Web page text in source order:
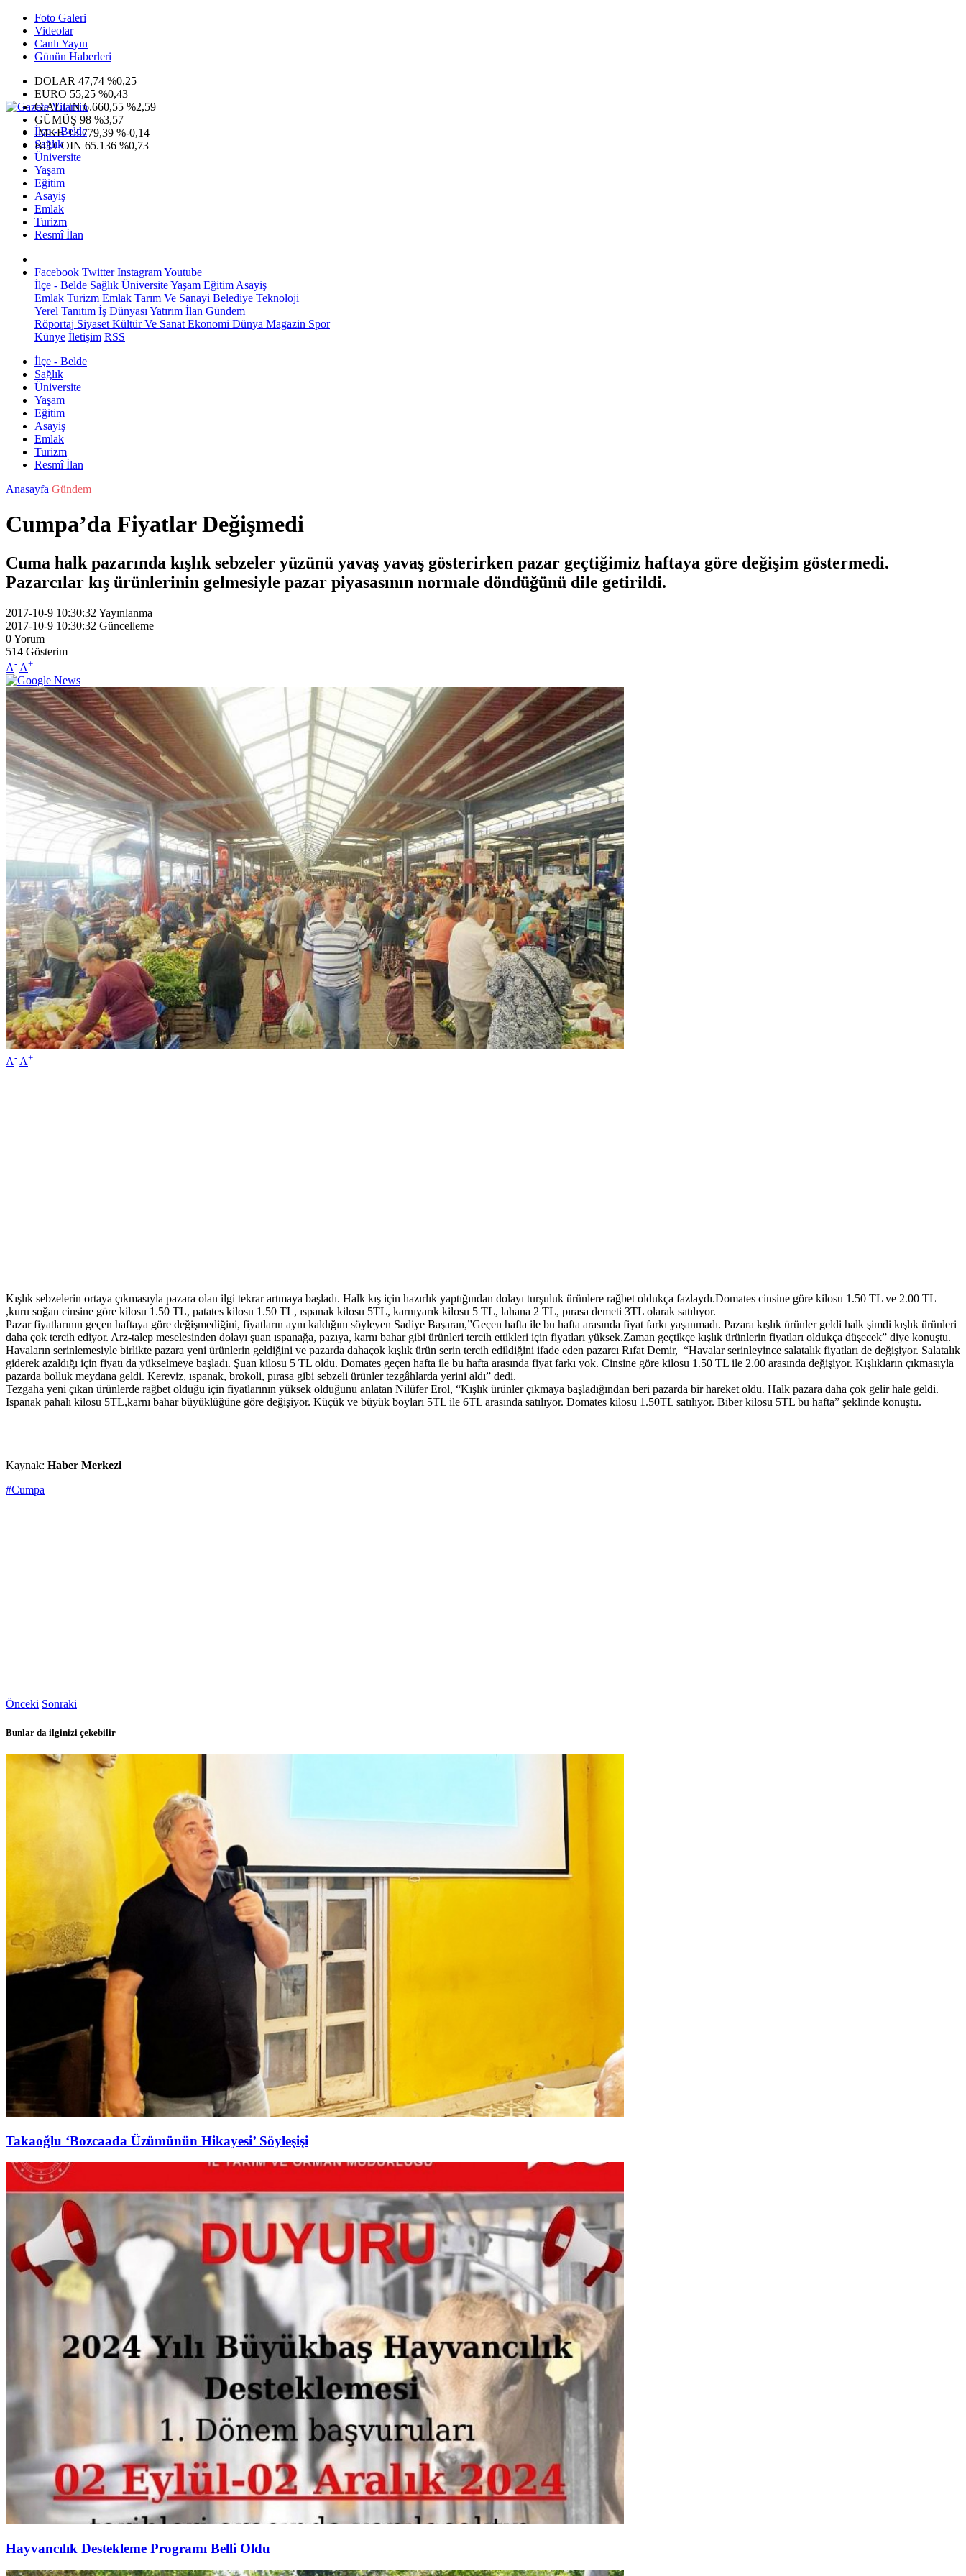
Foto Galeri
Videolar
Canlı Yayın
Günün Haberleri
DOLAR 47,74 %0,25
EURO 55,25 %0,43
G.ALTIN6.660,55 %2,59
GÜMÜŞ 98 %3,57
IMKB13.779,39 %-0,14
BITCOIN 65.136 %0,73
İlçe - Belde
Sağlık
Üniversite
Yaşam
Eğitim
Asayiş
Emlak
Turizm
Resmî İlan
Facebook Twitter InstagramYoutube
İlçe - Belde Sağlık ÜniversiteYaşam Eğitim Asayiş
Emlak Turizm Emlak Tarım Ve Sanayi Belediye Teknoloji
Yerel Tanıtım İş Dünyası Yatırım İlan Gündem
Röportaj Siyaset Kültür Ve Sanat Ekonomi Dünya Magazin Spor
Künye İletişim RSS
İlçe - Belde
Sağlık
Üniversite
Yaşam
Eğitim
Asayiş
Emlak
Turizm
Resmî İlan
Anasayfa Gündem
Cumpa’da Fiyatlar Değişmedi
Cuma halk pazarında kışlık sebzeler yüzünü yavaş yavaş gösterirken pazar geçtiğimiz haftaya göre değişim göstermedi.
Pazarcılar kış ürünlerinin gelmesiyle pazar piyasasının normale döndüğünü dile getirildi.
2017-10-9 10:30:32 Yayınlanma
2017-10-9 10:30:32 Güncelleme
0Yorum
514 Gösterim
A- A+
A- A+
Kışlık sebzelerin ortaya çıkmasıyla pazara olan ilgi tekrar artmaya başladı. Halk kış için hazırlık yaptığından dolayı turşuluk ürünlere rağbet oldukça fazlaydı.Domates cinsine göre kilosu 1.50 TL ve 2.00 TL
,kuru soğan cinsine göre kilosu 1.50 TL, patates kilosu 1.50 TL, ıspanak kilosu 5TL, karnıyarık kilosu 5 TL, lahana 2 TL, pırasa demeti 3TL olarak satılıyor.
Pazar fiyatlarının geçen haftaya göre değişmediğini, fiyatların aynı kaldığını söyleyen Sadiye Başaran,”Geçen hafta ile bu hafta arasında fiyat farkı yaşanmadı. Pazara kışlık ürünler geldi halk şimdi kışlık ürünleri
daha çok tercih ediyor. Arz-talep meselesinden dolayı şuan ıspanağa, pazıya, karnı bahar gibi ürünleri tercih ettikleri için fiyatları yüksek.Zaman geçtikçe kışlık ürünlerin fiyatları oldukça düşecek” diye konuştu.
Havaların serinlemesiyle birlikte pazara yeni ürünlerin geldiğini ve pazarda dahaçok kışlık ürün serin tercih edildiğini ifade eden pazarcı Rıfat Demir, “Havalar serinleyince salatalık fiyatları de değişiyor. Salatalık
giderek azaldığı için fiyatı da yükselmeye başladı. Şuan kilosu 5 TL oldu. Domates geçen hafta ile bu hafta arasında fiyat farkı yok. Cinsine göre kilosu 1.50 TL ile 2.00 arasında değişiyor. Kışlıkların çıkmasıyla
pazarda bolluk meydana geldi. Kereviz, ıspanak, brokoli, pırasa gibi sebzeli ürünler tezgâhlarda yerini aldı” dedi.
Tezgaha yeni çıkan ürünlerde rağbet olduğu için fiyatlarının yüksek olduğunu anlatan Nilüfer Erol, “Kışlık ürünler çıkmaya başladığından beri pazarda bir hareket oldu. Halk pazara daha çok gelir hale geldi.
Ispanak pahalı kilosu 5TL,karnı bahar büyüklüğüne göre değişiyor. Küçük ve büyük boyları 5TL ile 6TL arasında satılıyor. Domates kilosu 1.50TL satılıyor. Biber kilosu 5TL bu hafta” şeklinde konuştu.
Kaynak: Haber Merkezi
#Cumpa
Önceki Sonraki
Bunlar da ilginizi çekebilir
Takaoğlu ‘Bozcaada Üzümünün Hikayesi’ Söyleşişi
Hayvancılık Destekleme Programı Belli Oldu